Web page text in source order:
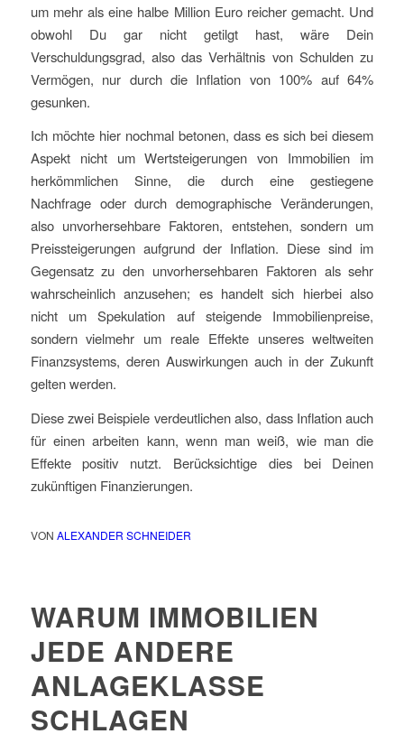
um mehr als eine halbe Million Euro reicher gemacht. Und
obwohl Du gar nicht getilgt hast, wäre Dein
Verschuldungsgrad, also das Verhältnis von Schulden zu
Vermögen, nur durch die Inflation von 100% auf 64%
gesunken.
Ich möchte hier nochmal betonen, dass es sich bei diesem
Aspekt nicht um Wertsteigerungen von Immobilien im
herkömmlichen Sinne, die durch eine gestiegene
Nachfrage oder durch demographische Veränderungen,
also unvorhersehbare Faktoren, entstehen, sondern um
Preissteigerungen aufgrund der Inflation. Diese sind im
Gegensatz zu den unvorhersehbaren Faktoren als sehr
wahrscheinlich anzusehen; es handelt sich hierbei also
nicht um Spekulation auf steigende Immobilienpreise,
sondern vielmehr um reale Effekte unseres weltweiten
Finanzsystems, deren Auswirkungen auch in der Zukunft
gelten werden.
Diese zwei Beispiele verdeutlichen also, dass Inflation auch
für einen arbeiten kann, wenn man weiß, wie man die
Effekte positiv nutzt. Berücksichtige dies bei Deinen
zukünftigen Finanzierungen.
VON ALEXANDER SCHNEIDER
WARUM IMMOBILIEN
JEDE ANDERE
ANLAGEKLASSE
SCHLAGEN